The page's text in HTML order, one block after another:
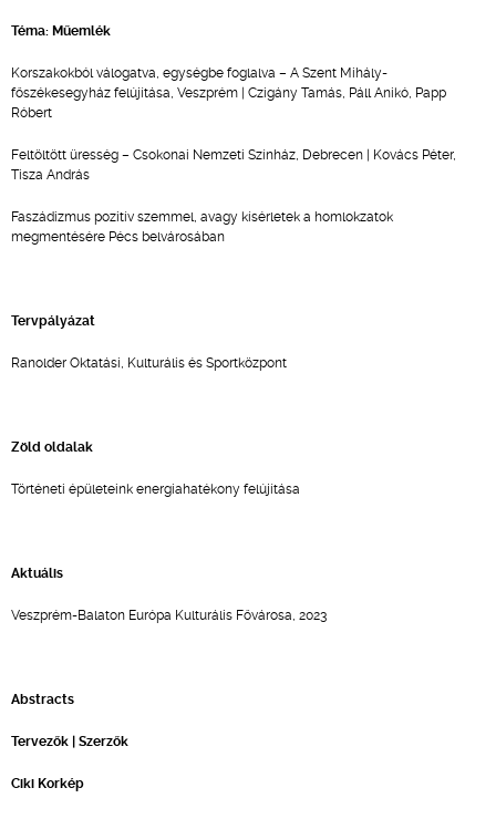
Téma: Műemlék
Korszakokból válogatva, egységbe foglalva – A Szent Mihály-
főszékesegyház felújítása, Veszprém | Czigány Tamás, Páll Anikó, Papp
Róbert
Feltöltött üresség – Csokonai Nemzeti Színház, Debrecen | Kovács Péter,
Tisza András
Faszádizmus pozitív szemmel, avagy kísérletek a homlokzatok
megmentésére Pécs belvárosában
Tervpályázat
Ranolder Oktatási, Kulturális és Sportközpont
Zöld oldalak
Történeti épületeink energiahatékony felújítása
Aktuális
Veszprém-Balaton Európa Kulturális Fővárosa, 2023
Abstracts
Tervezők | Szerzők
Ciki Korkép